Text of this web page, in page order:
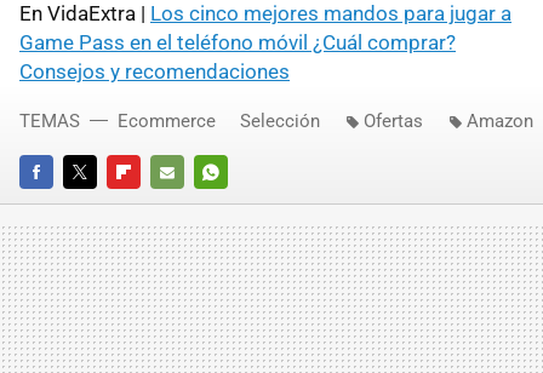
En VidaExtra | Los cinco mejores mandos para jugar a
Game Pass en el teléfono móvil ¿Cuál comprar?
Consejos y recomendaciones
FACEBOOKTWITTERFLIPBOARD
E-
MAIL
WHATSAPP
TEMAS Ecommerce Selección Ofertas Amazon